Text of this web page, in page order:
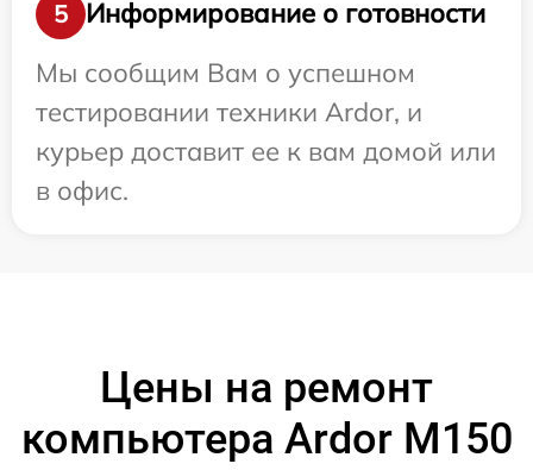
5
Информирование о готовности
Мы сообщим Вам о успешном
тестировании техники Ardor, и
курьер доставит ее к вам домой или
в офис.
Цены на ремонт
компьютера Ardor M150